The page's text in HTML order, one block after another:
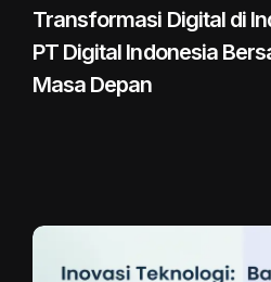
Transformasi Digital di
PT Digital Indonesia
Masa Depan